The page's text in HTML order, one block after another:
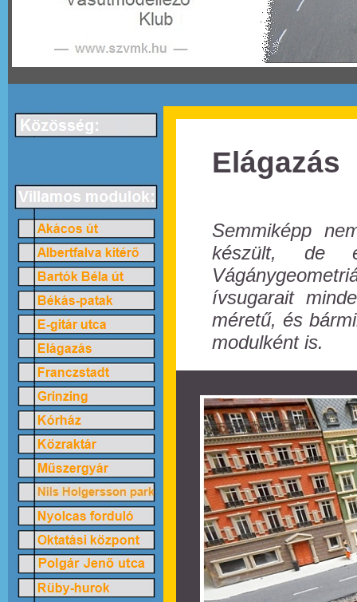
Elágazás
Semmiképp
készült, de
ívsugarait
méretű, és
modulként is.